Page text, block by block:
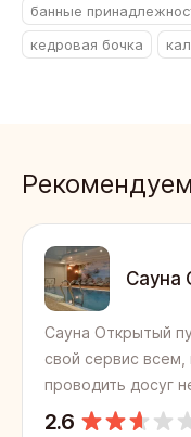
банные
кедровая бочка
Рекомендуем
Сауна
Сауна Открытый
свой сервис всем,
проводить досуг
весело и
2.6